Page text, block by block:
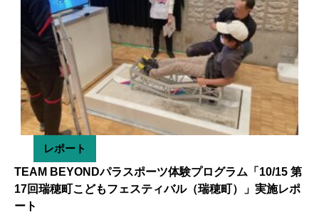
レポート
TEAM BEYONDパラスポーツ体験プログラム「10/15 第
17回瑞穂町こどもフェスティバル（瑞穂町）」実施レポ
ート